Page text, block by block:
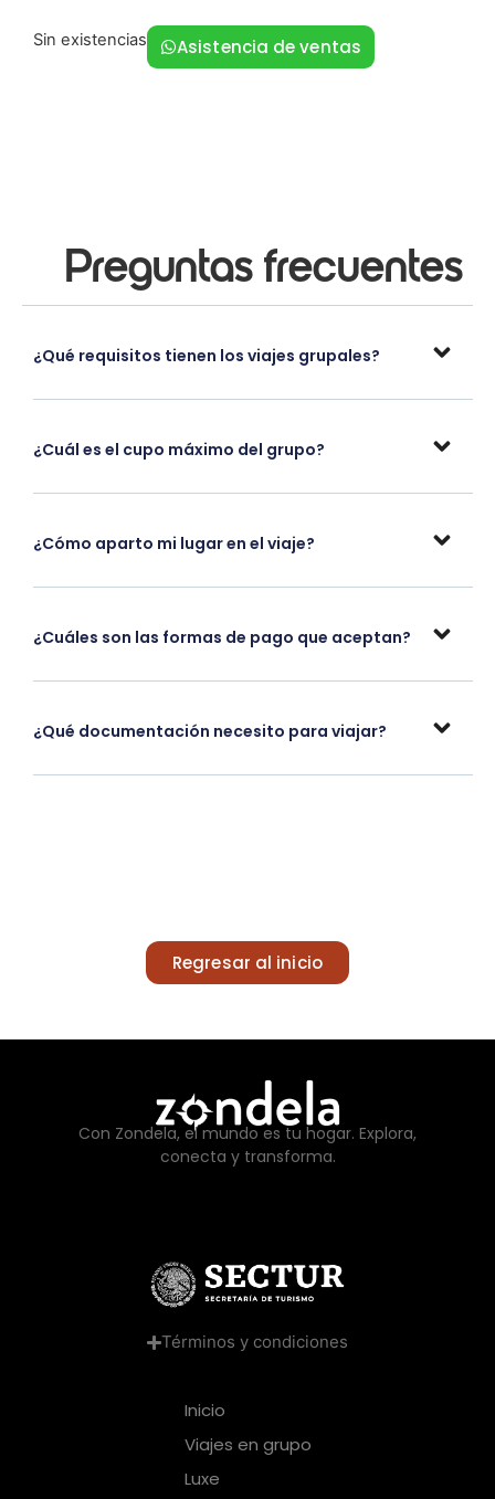
Sin existencias Asistencia de ventas
Preguntas frecuentes
¿Qué requisitos tienen los viajes grupales?
¿Cuál es el cupo máximo del grupo?
¿Cómo aparto mi lugar en el viaje?
¿Cuáles son las formas de pago que aceptan?
¿Qué documentación necesito para viajar?
Regresar al inicio
Con Zondela, el mundo es tu hogar. Explora,
conecta y transforma.
Términos y condiciones
Inicio
Viajes en grupo
Luxe